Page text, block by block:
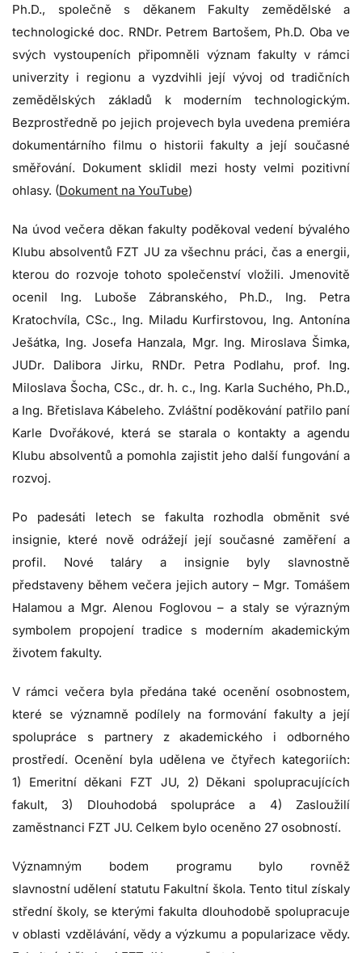
Ph.D., společně s děkanem Fakulty zemědělské a
technologické doc. RNDr. Petrem Bartošem, Ph.D. Oba ve
svých vystoupeních připomněli význam fakulty v rámci
univerzity i regionu a vyzdvihli její vývoj od tradičních
zemědělských základů k moderním technologickým.
Bezprostředně po jejich projevech byla uvedena premiéra
dokumentárního filmu o historii fakulty a její současné
směřování. Dokument sklidil mezi hosty velmi pozitivní
ohlasy. (Dokument na YouTube)
Na úvod večera děkan fakulty poděkoval vedení bývalého
Klubu absolventů FZT JU za všechnu práci, čas a energii,
kterou do rozvoje tohoto společenství vložili. Jmenovitě
ocenil Ing. Luboše Zábranského, Ph.D., Ing. Petra
Kratochvíla, CSc., Ing. Miladu Kurfirstovou, Ing. Antonína
Ješátka, Ing. Josefa Hanzala, Mgr. Ing. Miroslava Šimka,
JUDr. Dalibora Jirku, RNDr. Petra Podlahu, prof. Ing.
Miloslava Šocha, CSc., dr. h. c., Ing. Karla Suchého, Ph.D.,
a Ing. Břetislava Kábeleho. Zvláštní poděkování patřilo paní
Karle Dvořákové, která se starala o kontakty a agendu
Klubu absolventů a pomohla zajistit jeho další fungování a
rozvoj.
Po padesáti letech se fakulta rozhodla obměnit své
insignie, které nově odrážejí její současné zaměření a
profil.
Nové taláry a insignie byly slavnostně
představeny během večera jejich autory – Mgr. Tomášem
Halamou a Mgr. Alenou Foglovou – a staly se výrazným
symbolem propojení tradice s moderním akademickým
životem fakulty.
V rámci večera byla předána také ocenění osobnostem,
které se významně podílely na formování fakulty a její
spolupráce s partnery z akademického i odborného
prostředí. Ocenění byla udělena ve čtyřech kategoriích:
1) Emeritní děkani FZT JU, 2) Děkani spolupracujících
fakult, 3) Dlouhodobá spolupráce a 4) Zasloužilí
zaměstnanci FZT JU. Celkem bylo oceněno 27 osobností.
Významným bodem programu bylo rovněž
slavnostní udělení statutu Fakultní škola. Tento titul získaly
střední školy, se kterými fakulta dlouhodobě spolupracuje
v oblasti vzdělávání, vědy a výzkumu a popularizace vědy.